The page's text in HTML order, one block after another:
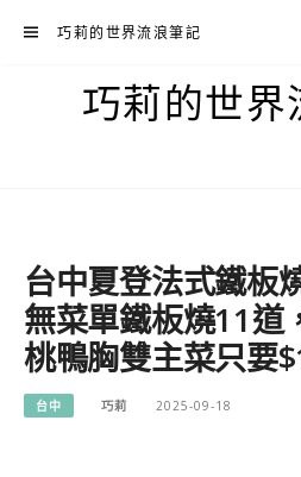
巧莉的世界流浪筆記
巧莉的世界
台中夏登法式鐵板
無菜單鐵板燒11道
桃鴨胸雙主菜只要
台中 巧莉 2025-09-18